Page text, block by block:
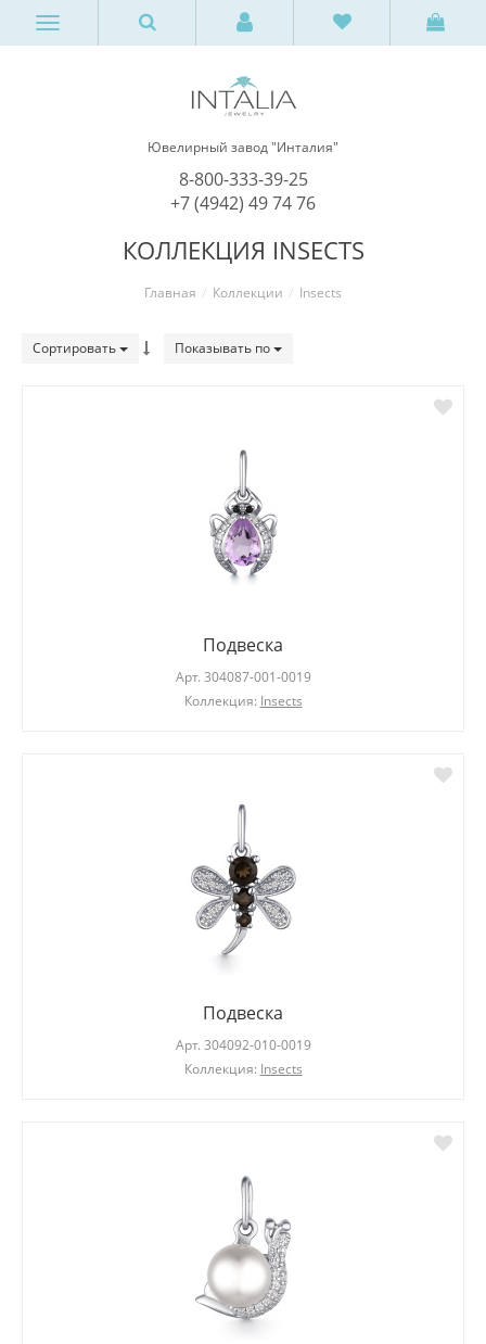
Ювелирный завод "Инталия"
8-800-333-39-25
+7 (4942) 49 74 76
КОЛЛЕКЦИЯ INSECTS
Главная Коллекции Insects
Сортировать Показывать по
Подвеска
Арт. 304087-001-0019
Коллекция: Insects
Подвеска
Арт. 304092-010-0019
Коллекция: Insects